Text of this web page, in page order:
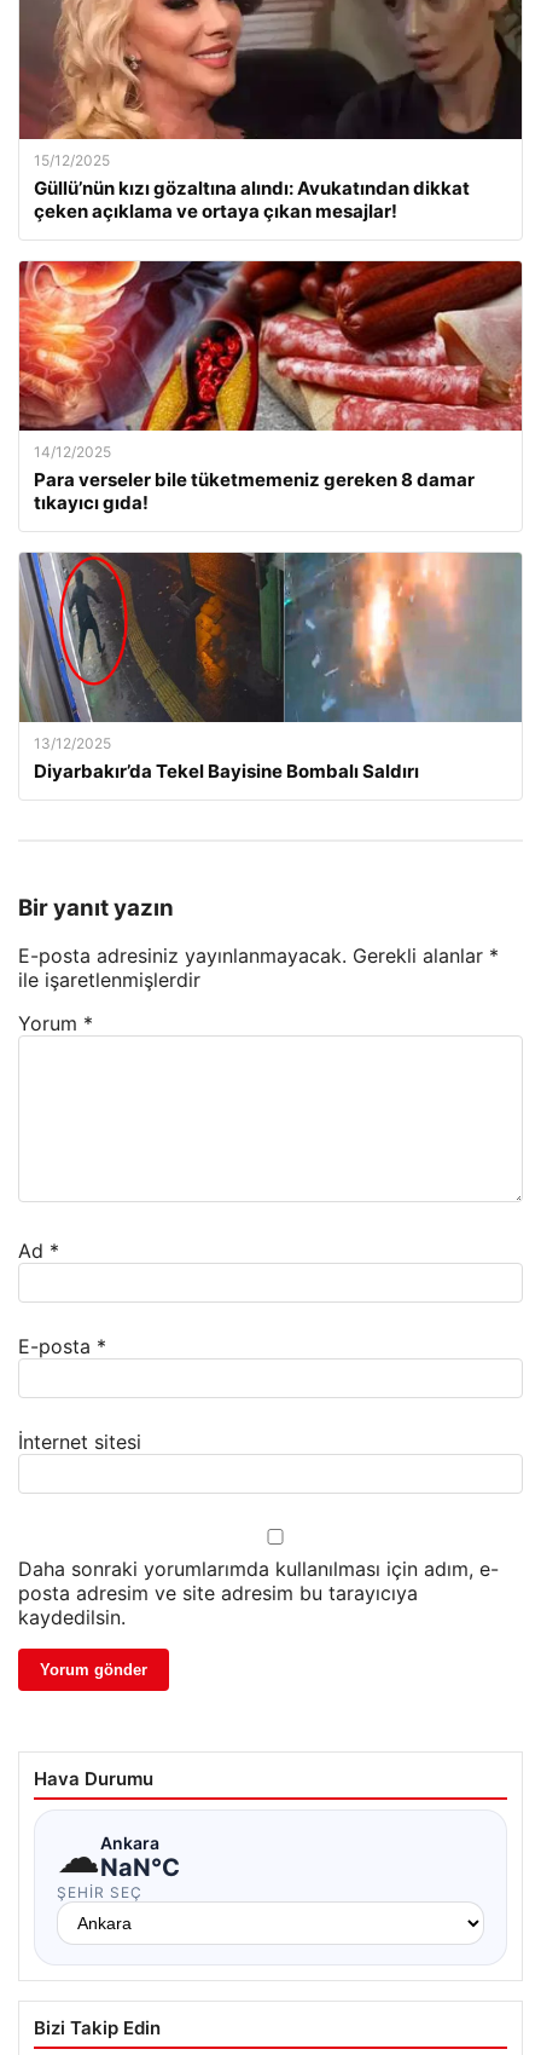
15/12/2025
Güllü’nün kızı gözaltına alındı: Avukatından dikkat
çeken açıklama ve ortaya çıkan mesajlar!
14/12/2025
Para verseler bile tüketmemeniz gereken 8 damar
tıkayıcı gıda!
13/12/2025
Diyarbakır’da Tekel Bayisine Bombalı Saldırı
Bir yanıt yazın
E-posta adresiniz yayınlanmayacak. Gerekli alanlar *
ile işaretlenmişlerdir
Yorum *
Ad *
E-posta *
İnternet sitesi
Daha sonraki yorumlarımda kullanılması için adım, e-
posta adresim ve site adresim bu tarayıcıya
kaydedilsin.
Hava Durumu
☁Ankara
NaN°C
ŞEHIR SEÇ
Bizi Takip Edin